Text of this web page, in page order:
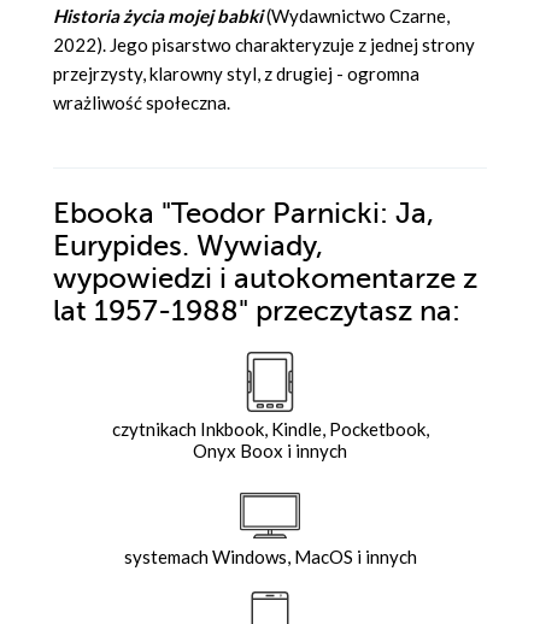
Historia życia mojej babki(Wydawnictwo Czarne,
2022). Jego pisarstwo charakteryzuje z jednej strony
przejrzysty, klarowny styl, z drugiej - ogromna
wrażliwość społeczna.
Ebooka "Teodor Parnicki: Ja,
Eurypides. Wywiady,
wypowiedzi i autokomentarze z
lat 1957-1988" przeczytasz na:
czytnikach Inkbook, Kindle, Pocketbook,
Onyx Boox i innych
systemach Windows, MacOS i innych